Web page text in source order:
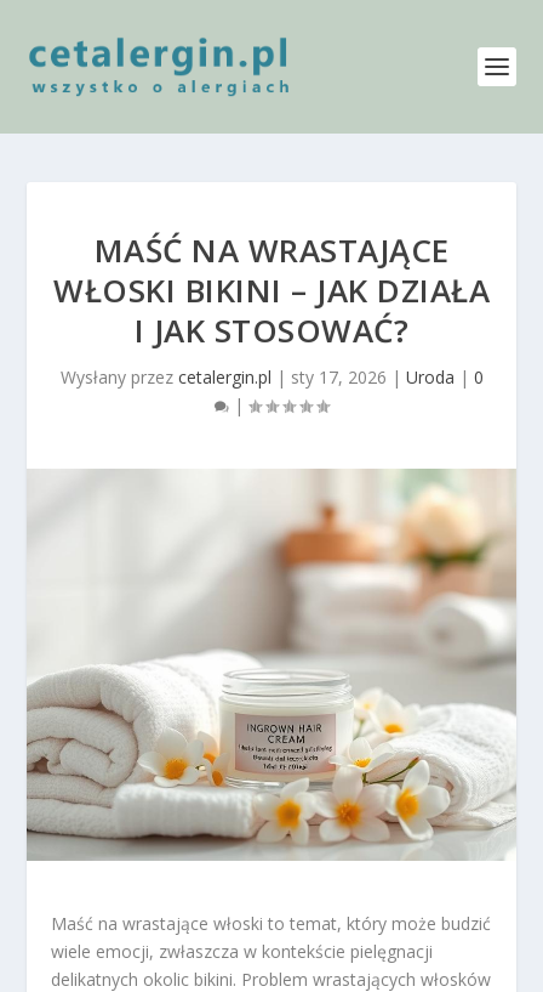
MAŚĆ NA WRASTAJĄCE
WŁOSKI BIKINI – JAK DZIAŁA
I JAK STOSOWAĆ?
Wysłany przez cetalergin.pl | sty 17, 2026 | Uroda | 0
|
Maść na wrastające włoski to temat, który może budzić
wiele emocji, zwłaszcza w kontekście pielęgnacji
delikatnych okolic bikini. Problem wrastających włosków